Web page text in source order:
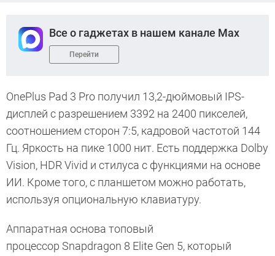
Все о гаджетах в нашем канале Max
Перейти
OnePlus Pad 3 Pro получил 13,2-дюймовый IPS-
дисплей с разрешением 3392 на 2400 пикселей,
соотношением сторон 7:5, кадровой частотой 144
Гц. Яркость на пике 1000 нит. Есть поддержка Dolby
Vision, HDR Vivid и стилуса с функциями на основе
ИИ. Кроме того, с планшетом можно работать,
используя опциональную клавиатуру.
Аппаратная основа топовый
процессор Snapdragon 8 Elite Gen 5, который